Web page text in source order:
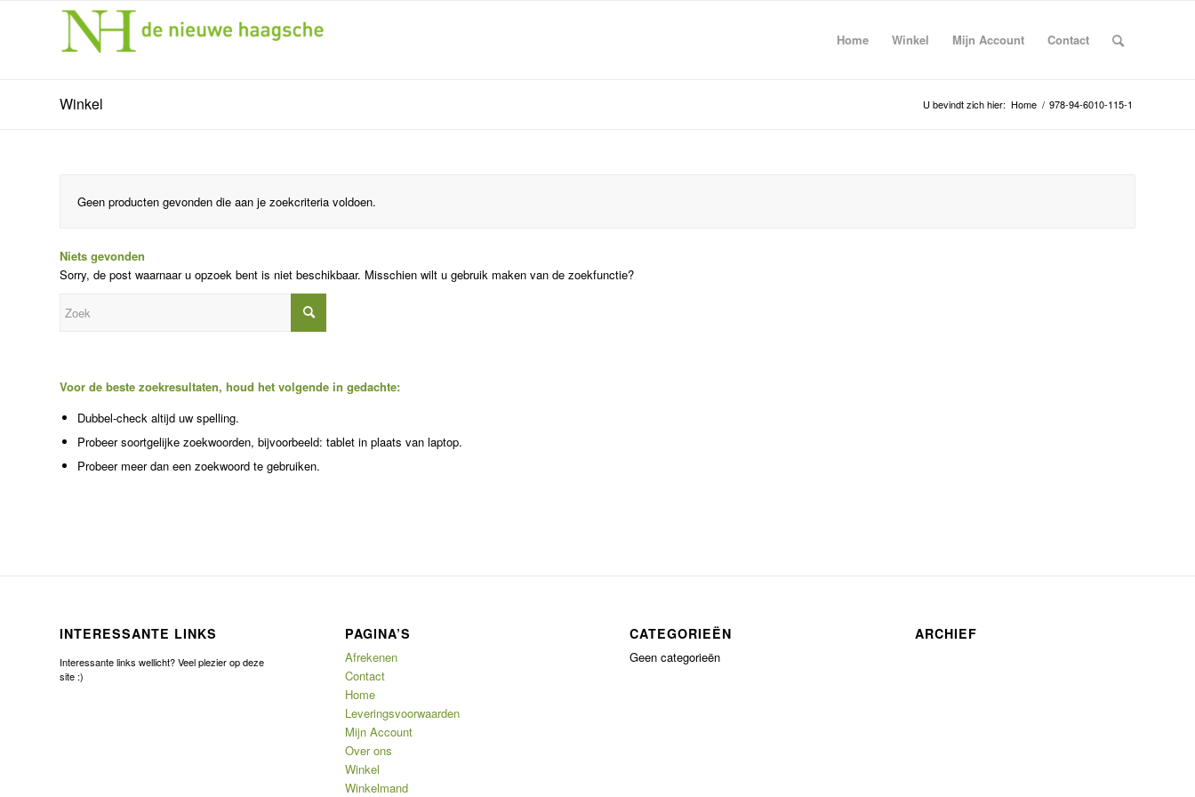
Home Winkel Mijn Account Contact
Winkel U bevindt zich hier: Home / 978-94-6010-115-1
Geen producten gevonden die aan je zoekcriteria voldoen.
Niets gevonden
Sorry, de post waarnaar u opzoek bent is niet beschikbaar. Misschien wilt u gebruik maken van de zoekfunctie?
Voor de beste zoekresultaten, houd het volgende in gedachte:
Dubbel-check altijd uw spelling.
Probeer soortgelijke zoekwoorden, bijvoorbeeld: tablet in plaats van laptop.
Probeer meer dan een zoekwoord te gebruiken.
INTERESSANTE LINKS
Interessante links wellicht? Veel plezier op deze
site :)
PAGINA’S
Afrekenen
Contact
Home
Leveringsvoorwaarden
Mijn Account
Over ons
Winkel
Winkelmand
CATEGORIEËN
Geen categorieën
ARCHIEF